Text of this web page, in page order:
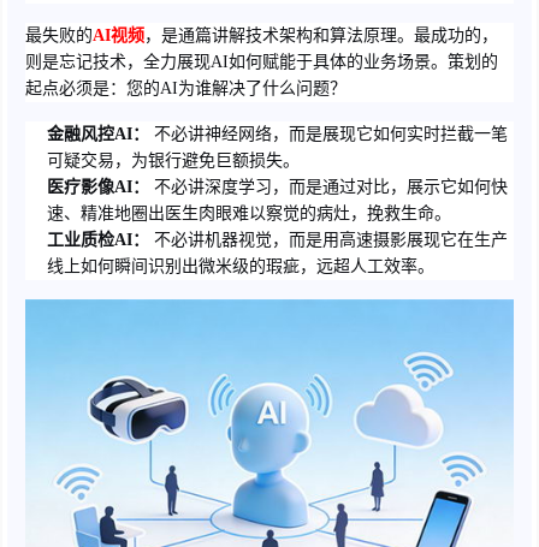
最失败的AI视频，是通篇讲解技术架构和算法原理。最成功的，
则是忘记技术，全力展现AI如何赋能于具体的业务场景。策划的
起点必须是：您的AI为谁解决了什么问题？
金融风控AI：
不必讲神经网络，而是展现它如何实时拦截一笔
可疑交易，为银行避免巨额损失。
医疗影像AI：
不必讲深度学习，而是通过对比，展示它如何快
速、精准地圈出医生肉眼难以察觉的病灶，挽救生命。
工业质检AI：
不必讲机器视觉，而是用高速摄影展现它在生产
线上如何瞬间识别出微米级的瑕疵，远超人工效率。